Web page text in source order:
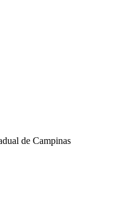
de Campinas